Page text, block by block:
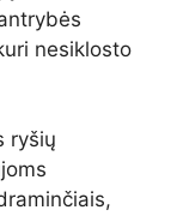
nesiklosto
ryšių